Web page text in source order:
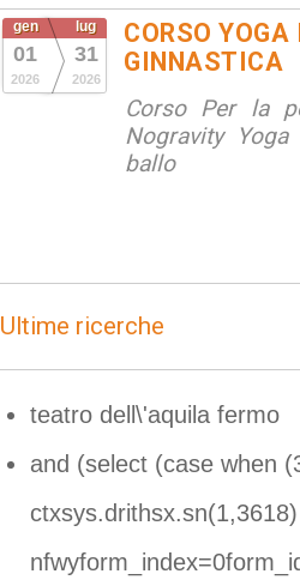
gen
01
2026
lug
31
2026
CORSO
GINNASTICA
Corso Per la
Nogravity
ballo
Ultime ricerche
teatro dell\'aquila fermo
and (select (case when